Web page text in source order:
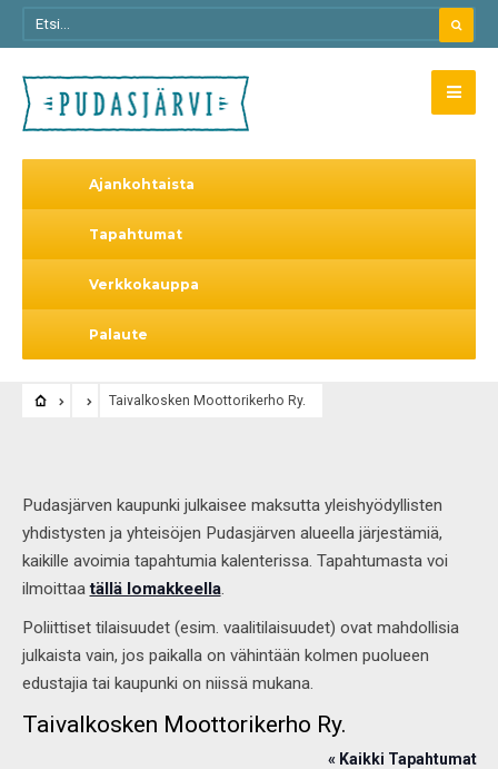
Ajankohtaista
Tapahtumat
Verkkokauppa
Palaute
Taivalkosken Moottorikerho Ry.
Pudasjärven kaupunki julkaisee maksutta yleishyödyllisten
yhdistysten ja yhteisöjen Pudasjärven alueella järjestämiä,
kaikille avoimia tapahtumia kalenterissa. Tapahtumasta voi
ilmoittaatällä lomakkeella.
Poliittiset tilaisuudet (esim. vaalitilaisuudet) ovat mahdollisia
julkaista vain, jos paikalla on vähintään kolmen puolueen
edustajia tai kaupunki on niissä mukana.
Taivalkosken Moottorikerho Ry.
« Kaikki Tapahtumat